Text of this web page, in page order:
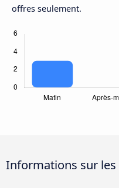
offres seulement.
Informations sur les